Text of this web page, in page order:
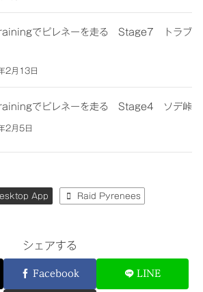
でピレネーを走る Stage7 トラブ
2月13日
でピレネーを走る Stage4 ソデ峠
2月5日
App Raid Pyrenees
シェアする
Facebook LINE